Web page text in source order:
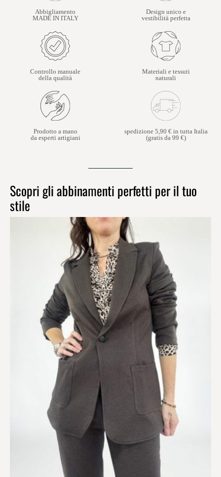
Abbigliamento
MADE IN ITALY
Design unico e
vestibilità perfetta
Controllo manuale
della qualità
Materiali e tessuti
naturali
Prodotto a mano
da esperti artigiani
spedizione 5,90 € in tutta Italia
(gratis da 99 €)
Scopri gli abbinamenti perfetti per il tuo
stile